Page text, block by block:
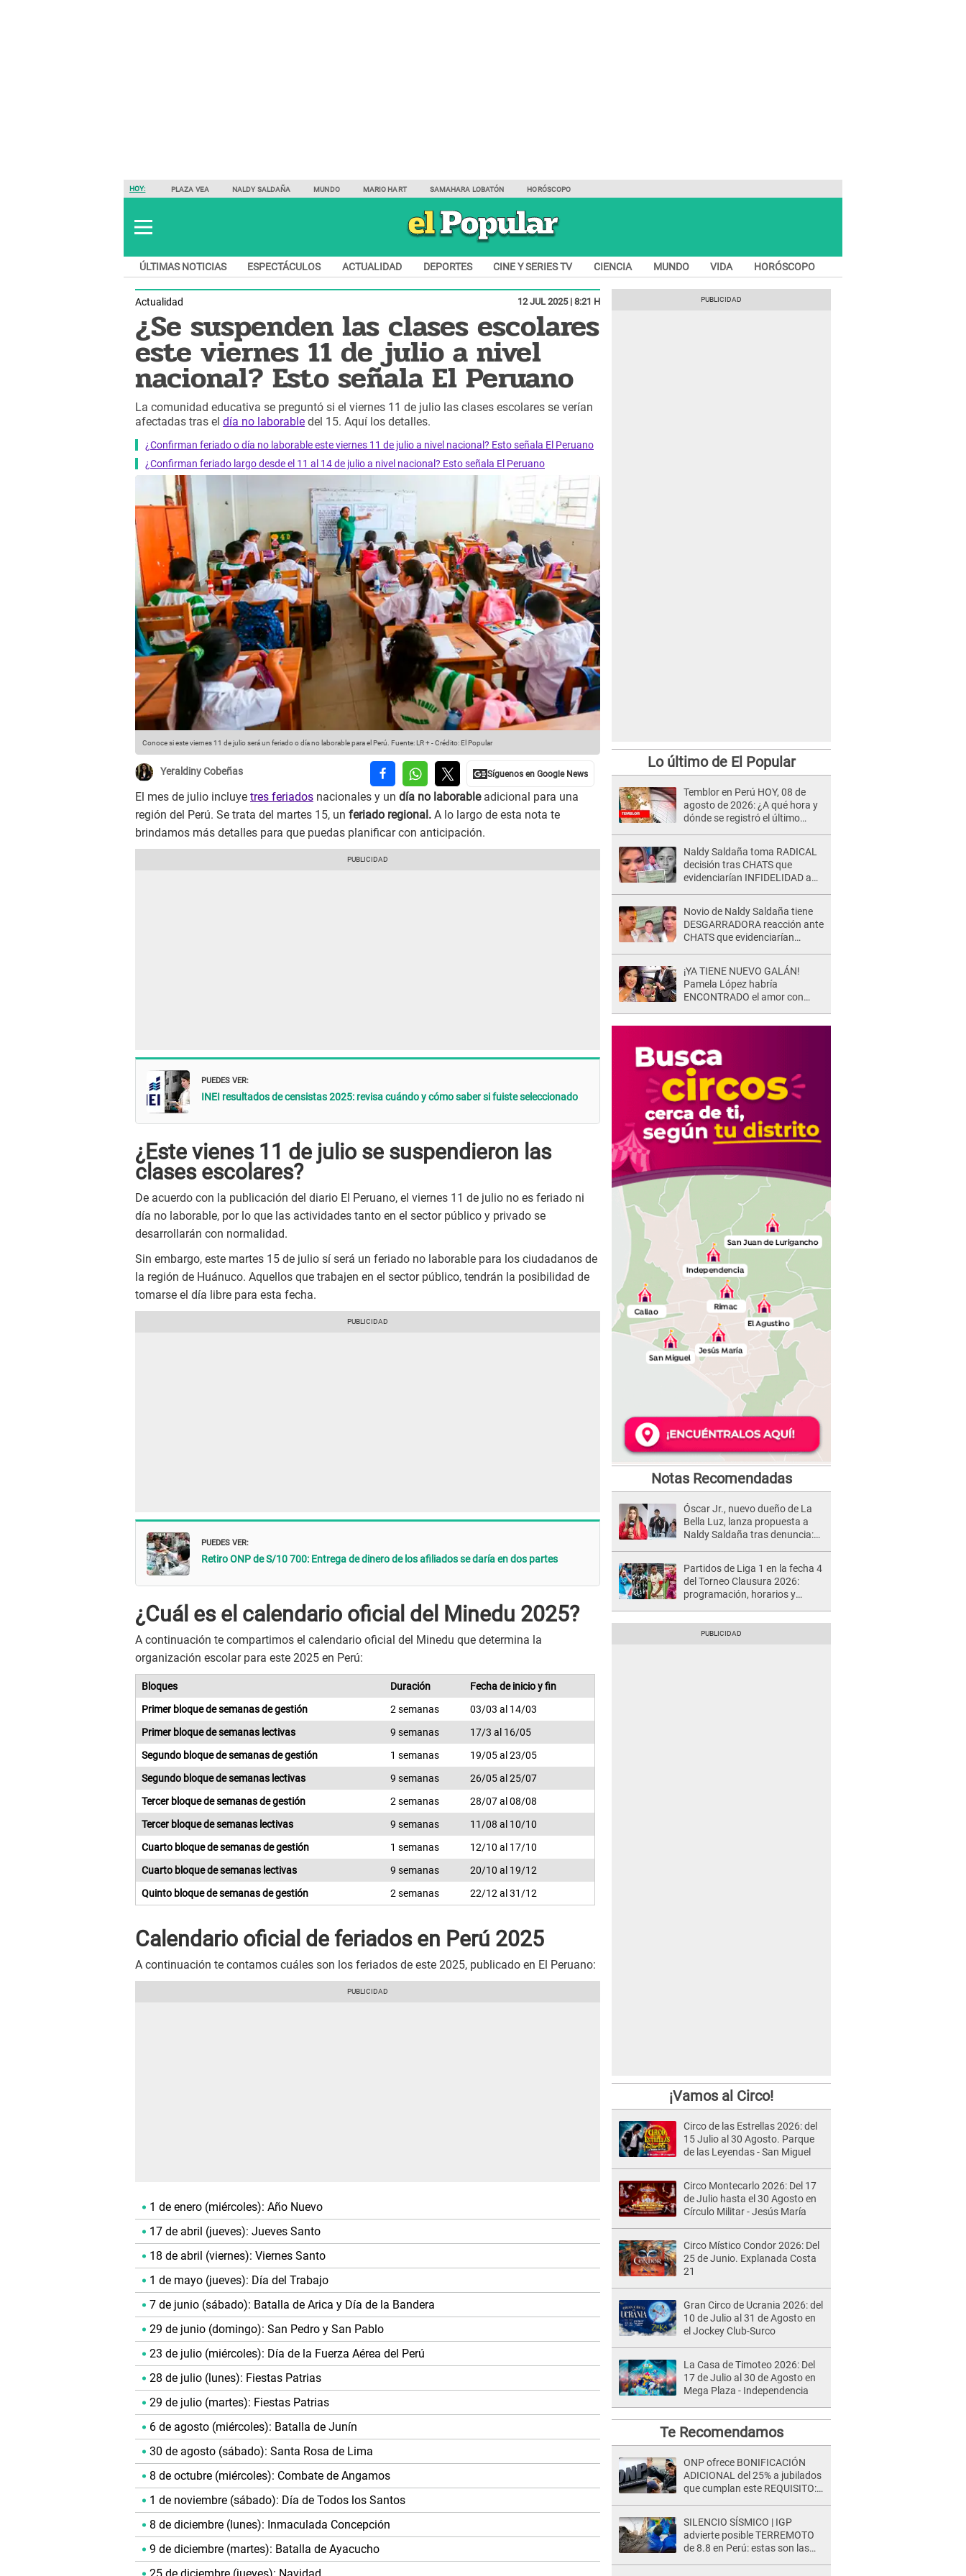
HOY: PLAZA VEA NALDY SALDAÑA MUNDO MARIO HART SAMAHARA LOBATÓN HORÓSCOPO
ÚLTIMAS NOTICIAS ESPECTÁCULOS ACTUALIDAD DEPORTES CINE Y SERIES TV CIENCIA MUNDO VIDA HORÓSCOPO
Actualidad 12 JUL 2025 | 8:21 H
¿Se suspenden las clases escolares
este viernes 11 de julio a nivel
nacional? Esto señala El Peruano
La comunidad educativa se preguntó si el viernes 11 de julio las clases escolares se verían
afectadas tras el día no laborable del 15. Aquí los detalles.
¿Confirman feriado o día no laborable este viernes 11 de julio a nivel nacional? Esto señala El Peruano
¿Confirman feriado largo desde el 11 al 14 de julio a nivel nacional? Esto señala El Peruano
Conoce si este viernes 11 de julio será un feriado o día no laborable para el Perú. Fuente: LR +-Crédito: El Popular
Yeraldiny Cobeñas
El mes de julio incluye tres feriados nacionales y un día no laborableadicional para una
región del Perú. Se trata del martes 15, un feriado regional. A lo largo de esta nota te
brindamos más detalles para que puedas planificar con anticipación.
PUEDES VER:
INEI resultados de censistas 2025: revisa cuándo y cómo saber si fuiste seleccionado
¿Este vienes 11 de julio se suspendieron las
clases escolares?
De acuerdo con la publicación del diario El Peruano, el viernes 11 de julio no es feriado ni
día no laborable, por lo que las actividades tanto en el sector público y privado se
desarrollarán con normalidad.
Sin embargo, este martes 15 de julio sí será un feriado no laborable para los ciudadanos de
la región de Huánuco. Aquellos que trabajen en el sector público, tendrán la posibilidad de
tomarse el día libre para esta fecha.
PUEDES VER:
Retiro ONP de S/10 700: Entrega de dinero de los afiliados se daría en dos partes
¿Cuál es el calendario oficial del Minedu 2025?
A continuación te compartimos el calendario oficial del Minedu que determina la
organización escolar para este 2025 en Perú:
Bloques Duración
Fecha de inicio y fin
Primer bloque de semanas de gestión
2 semanas
03/03 al 14/03
Primer bloque de semanas lectivas
9 semanas
17/3 al 16/05
Segundo bloque de semanas de gestión
1 semanas
19/05 al 23/05
Segundo bloque de semanas lectivas
9 semanas
26/05 al 25/07
Tercer bloque de semanas de gestión
2 semanas
28/07 al 08/08
Tercer bloque de semanas lectivas
9 semanas
11/08 al 10/10
Cuarto bloque de semanas de gestión
1 semanas
12/10 al 17/10
Cuarto bloque de semanas lectivas
9 semanas
20/10 al 19/12
Quinto bloque de semanas de gestión
2 semanas 22/12 al 31/12
Calendario oficial de feriados en Perú 2025
A continuación te contamos cuáles son los feriados de este 2025, publicado en El Peruano:
1 de enero (miércoles): Año Nuevo
17 de abril (jueves): Jueves Santo
18 de abril (viernes): Viernes Santo
1 de mayo (jueves): Día del Trabajo
7 de junio (sábado): Batalla de Arica y Día de la Bandera
29 de junio (domingo): San Pedro y San Pablo
23 de julio (miércoles): Día de la Fuerza Aérea del Perú
28 de julio (lunes): Fiestas Patrias
29 de julio (martes): Fiestas Patrias
6 de agosto (miércoles): Batalla de Junín
30 de agosto (sábado): Santa Rosa de Lima
8 de octubre (miércoles): Combate de Angamos
1 de noviembre (sábado): Día de Todos los Santos
8 de diciembre (lunes): Inmaculada Concepción
9 de diciembre (martes): Batalla de Ayacucho
Lo último de El Popular
Temblor en Perú HOY, 08 de
agosto de 2026: ¿A qué hora y
dónde se registró el último
Naldy Saldaña toma RADICAL
decisión tras CHATS que
evidenciarían INFIDELIDAD a
Novio de Naldy Saldaña tiene
DESGARRADORA reacción ante
CHATS que evidenciarían
'La Bella Luz': "Se puso..."
¡YA TIENE NUEVO GALÁN!
Pamela López habría
ENCONTRADO el amor con
Notas Recomendadas
Óscar Jr., nuevo dueño de La
Bella Luz, lanza propuesta a
Naldy Saldaña tras denuncia:
Partidos de Liga 1 en la fecha 4
del Torneo Clausura 2026:
programación, horarios y
¡Vamos al Circo!
Circo de las Estrellas 2026: del
15 Julio al 30 Agosto. Parque
de las Leyendas - San Miguel
Circo Montecarlo 2026: Del 17
de Julio hasta el 30 Agosto en
Círculo Militar - Jesús María
Circo Místico Condor 2026: Del
25 de Junio. Explanada Costa
21
Gran Circo de Ucrania 2026: del
10 de Julio al 31 de Agosto en
el Jockey Club-Surco
La Casa de Timoteo 2026: Del
17 de Julio al 30 de Agosto en
Mega Plaza - Independencia
Te Recomendamos
ONP ofrece BONIFICACIÓN
ADICIONAL del 25% a jubilados
que cumplan este REQUISITO:
SILENCIO SÍSMICO | IGP
advierte posible TERREMOTO
de 8.8 en Perú: estas son las